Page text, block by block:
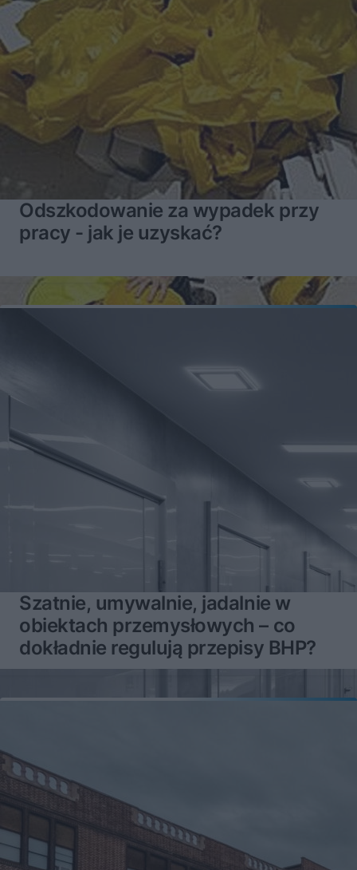
Odszkodowanie za wypadek przy
pracy - jak je uzyskać?
Szatnie, umywalnie, jadalnie w
obiektach przemysłowych – co
dokładnie regulują przepisy BHP?